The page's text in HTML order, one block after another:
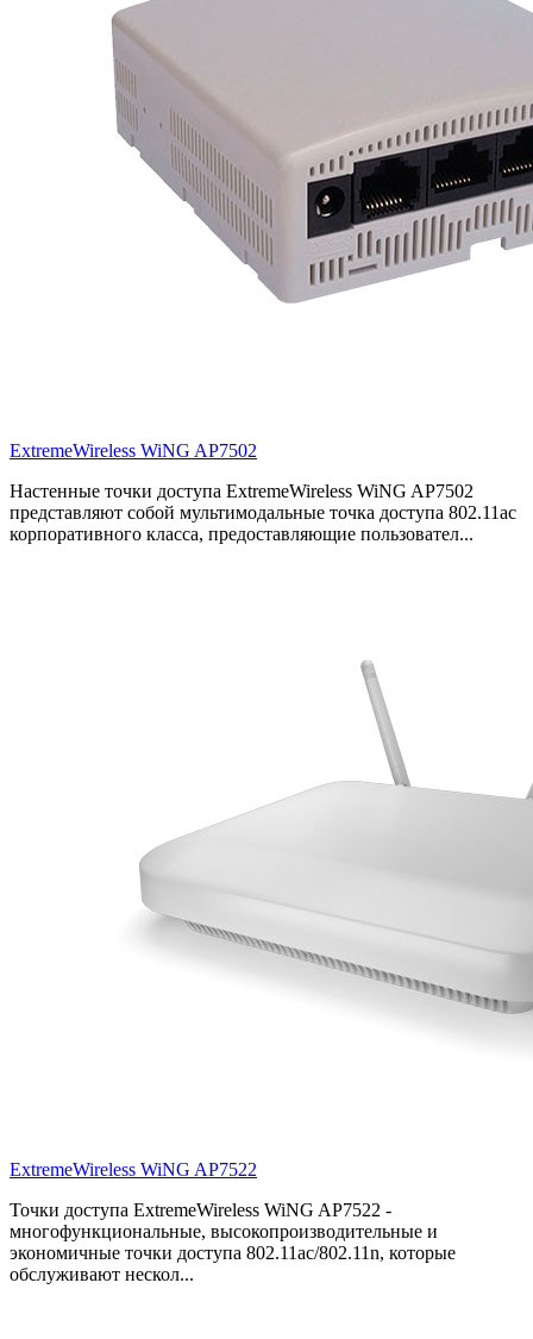
ExtremeWireless WiNG AP7502
Настенные точки доступа ExtremeWireless WiNG AP7502
представляют собой мультимодальные точка доступа 802.11ac
корпоративного класса, предоставляющие пользовател...
ExtremeWireless WiNG AP7522
Точки доступа ExtremeWireless WiNG AP7522 -
многофункциональные, высокопроизводительные и
экономичные точки доступа 802.11ac/802.11n, которые
обслуживают нескол...